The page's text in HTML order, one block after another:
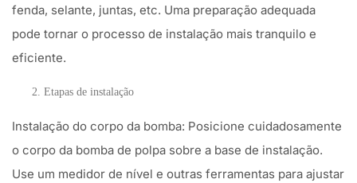
fenda, selante, juntas, etc. Uma preparação adequada
pode tornar o processo de instalação mais tranquilo e
eficiente.
Etapas de instalação
Instalação do corpo da bomba: Posicione cuidadosamente
o corpo da bomba de polpa sobre a base de instalação.
Use um medidor de nível e outras ferramentas para ajustar